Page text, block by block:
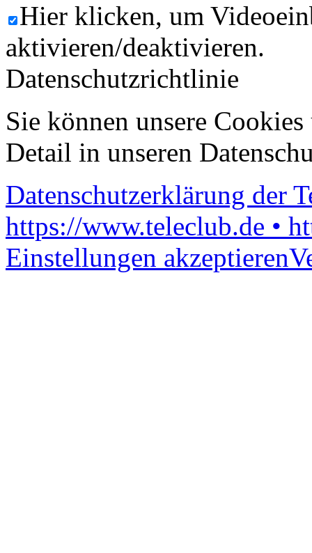
Hier klicken, um
aktivieren/deaktivieren.
Datenschutzrichtlinie
Sie können unsere
Detail in unseren
Datenschutzerklärung der
https://www.teleclub.de •
Einstellungen akzeptieren